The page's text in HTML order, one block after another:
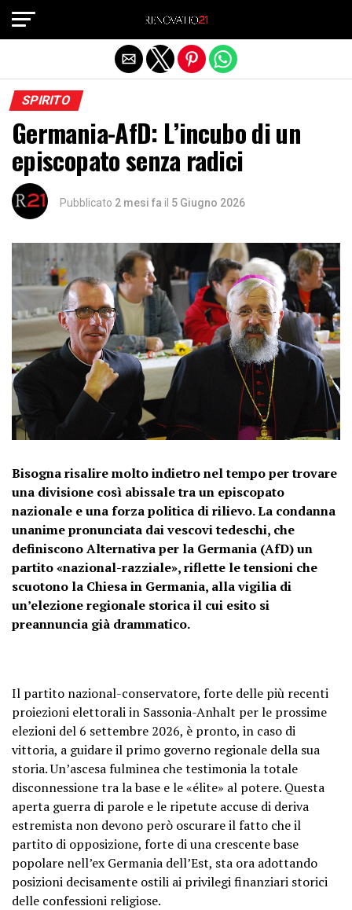
SPIRITO
Germania-AfD: L’incubo di un
episcopato senza radici
Pubblicato 2 mesi fa il 5 Giugno 2026
Bisogna risalire molto indietro nel tempo per trovare
una divisione così abissale tra un episcopato
nazionale e una forza politica di rilievo. La condanna
unanime pronunciata dai vescovi tedeschi, che
definiscono Alternativa per la Germania (AfD) un
partito «nazional-razziale», riflette le tensioni che
scuotono la Chiesa in Germania, alla vigilia di
un’elezione regionale storica il cui esito si
preannuncia già drammatico.
Il partito nazional-conservatore, forte delle più recenti
proiezioni elettorali in Sassonia-Anhalt per le prossime
elezioni del 6 settembre 2026, è pronto, in caso di
vittoria, a guidare il primo governo regionale della sua
storia. Un’ascesa fulminea che testimonia la totale
disconnessione tra la base e le «élite» al potere. Questa
aperta guerra di parole e le ripetute accuse di deriva
estremista non devono però oscurare il fatto che il
partito di opposizione, forte di una crescente base
popolare nell’ex Germania dell’Est, sta ora adottando
posizioni decisamente ostili ai privilegi finanziari storici
delle confessioni religiose.
Exit mobile version